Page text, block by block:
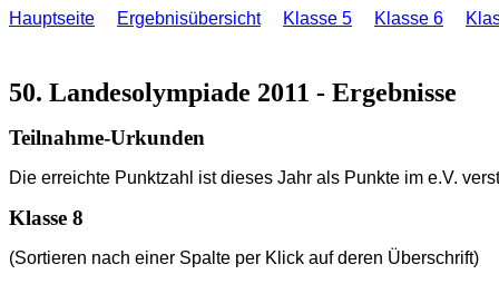
Hauptseite Ergebnisübersicht Klasse 5 Klasse 6
50. Landesolympiade 2011 - Ergebnisse
Teilnahme-Urkunden
Die erreichte Punktzahl ist dieses Jahr als Punkte im e.V.
Klasse 8
(Sortieren nach einer Spalte per Klick auf deren Überschrift)